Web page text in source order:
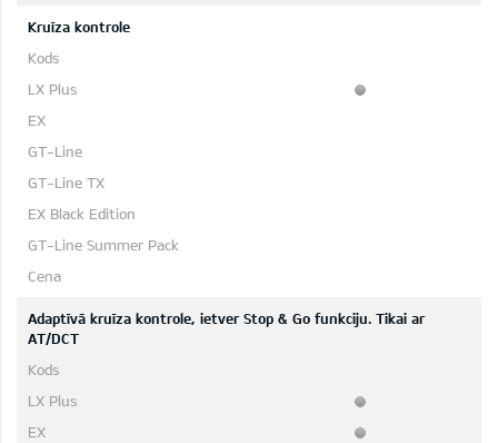
Kruīza kontrole
Adaptīvā kruīza kontrole, ietver Stop & Go funkciju. Tikai ar
AT/DCT